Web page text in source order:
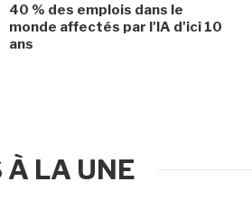
40 % des emplois dans le
monde affectés par l'IA d'ici 10
ans
LA UNE